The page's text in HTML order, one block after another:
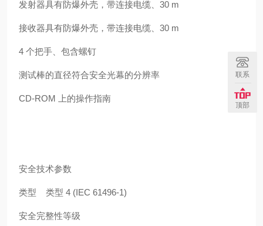
发射器具有防爆外壳，带连接电缆、30 m
接收器具有防爆外壳，带连接电缆、30 m
4 个把手、包含螺钉
测试棒的直径符合安全光幕的分辨率
CD-ROM 上的操作指南
安全技术参数
类型 类型 4 (IEC 61496-1)
安全完整性等级
联系
顶部